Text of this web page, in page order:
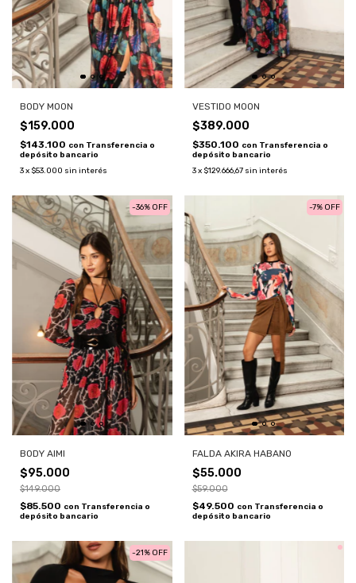
BODY MOON
$159.000
$143.100 con Transferencia o
depósito bancario
3x $53.000 sin interés
VESTIDO MOON
$389.000
$350.100 con Transferencia o
depósito bancario
3 x $129.666,67 sin interés
BODY AIMI
$95.000
-36% OFF
$149.000
$85.500 con Transferencia o
depósito bancario
FALDA AKIRA HABANO
$55.000
-7% OFF
$59.000
$49.500 con Transferencia o
depósito bancario
-21 % OFF